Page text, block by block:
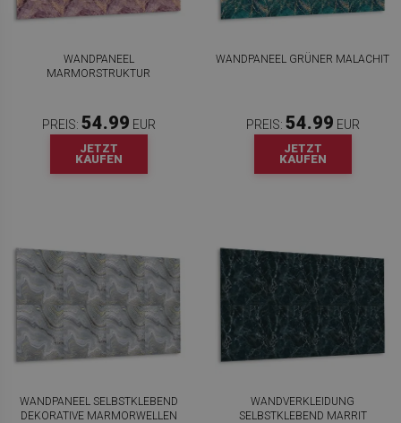
WANDPANEEL
MARMORSTRUKTUR
PREIS: 54.99 EUR
JETZT
KAUFEN
WANDPANEEL GRÜNER MALACHIT
PREIS: 54.99 EUR
JETZT
KAUFEN
WANDPANEEL SELBSTKLEBEND
DEKORATIVE MARMORWELLEN
WANDVERKLEIDUNG
SELBSTKLEBEND MARRIT